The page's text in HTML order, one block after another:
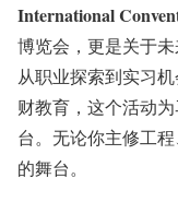
International
博览会，更是关于未
从职业探索到实习机
财教育，这个活动
台。无论你主修工
的舞台。